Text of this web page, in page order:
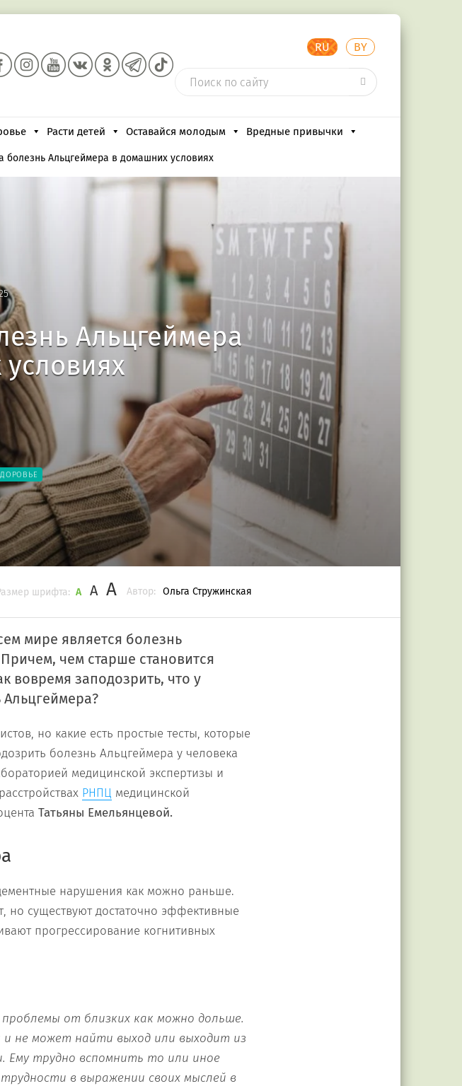
RU BY
Расти детей Оставайся молодым Вредные привычки
болезнь Альцгеймера в домашних условиях
Альцгеймера
Автор: Ольга Стружинская
шрифта: A A A
мире является болезнь
чем старше становится
вовремя заподозрить, что у
но какие есть простые тесты, которые
болезнь Альцгеймера у человека
медицинской экспертизы и
РНПЦ медицинской
Татьяны Емельянцевой.
нарушения как можно раньше.
но существуют достаточно эффективные
прогрессирование когнитивных
от близких как можно дольше.
и не может найти выход или выходит из
Ему трудно вспомнить то или иное
в выражении своих мыслей в